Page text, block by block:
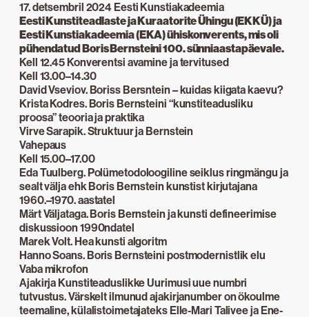
17. detsembril 2024 Eesti Kunstiakadeemia
Eesti Kunstiteadlaste ja Kuraatorite Ühingu (EKKÜ) ja
Eesti Kunstiakadeemia (EKA) ühiskonverents, mis oli
pühendatud Boris Bernsteini 100. sünniaastapäevale.
Kell 12.45 Konverentsi avamine ja tervitused
Kell 13.00–14.30
David Vseviov. Boriss Bersntein – kuidas kiigata kaevu?
Krista Kodres. Boris Bernsteini “kunstiteadusliku
proosa” teooria ja praktika
Virve Sarapik. Struktuur ja Bernstein
Vahepaus
Kell 15.00–17.00
Eda Tuulberg. Polümetodoloogiline seiklus ringmängu ja
sealt välja ehk Boris Bernstein kunstist kirjutajana
1960.–1970. aastatel
Märt Väljataga. Boris Bernstein ja kunsti defineerimise
diskussioon 1990ndatel
Marek Volt. Hea kunsti algoritm
Hanno Soans. Boris Bernsteini postmodernistlik elu
Vaba mikrofon
Ajakirja Kunstiteaduslikke Uurimusi uue numbri
tutvustus. Värskelt ilmunud ajakirjanumber on ökoulme
teemaline, külalistoimetajateks Elle-Mari Talivee ja Ene-